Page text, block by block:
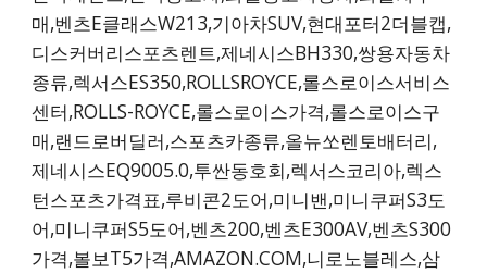
매,벤츠E클래스W213,기아차SUV,현대포터2더블캡,
디스커버리스포츠렌트,제네시스BH330,쌍용자동차
종류,렉서스ES350,ROLLSROYCE,롤스로이스서비스
센터,ROLLS-ROYCE,롤스로이스가격,롤스로이스구
매,랜드로버딜러,스포츠카종류,올뉴쏘렌토배터리,
제네시스EQ9005.0,투싼동호회,렉서스코리아,렉스
턴스포츠가격표,루비콘2도어,미니밴,미니쿠퍼S3도
어,미니쿠퍼S5도어,벤츠200,벤츠E300AV,벤츠S300
가격,볼보T5가격,AMAZON.COM,니로노블레스,삼